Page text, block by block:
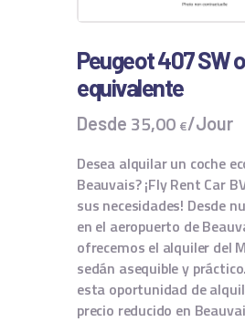
Peugeot 407 SW o
equivalente
Desde 35,00 €/Jour
Desea alquilar un coche
Beauvais? ¡Fly Rent Car
sus necesidades! Desde
en el aeropuerto de
ofrecemos el alquiler del
sedán asequible y
esta oportunidad de
precio reducido en